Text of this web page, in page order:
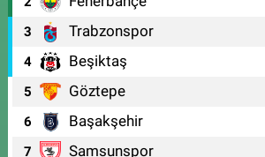
3 Trabzonspor
4 Beşiktaş
5 Göztepe
6 Başakşehir
7 Samsunspor